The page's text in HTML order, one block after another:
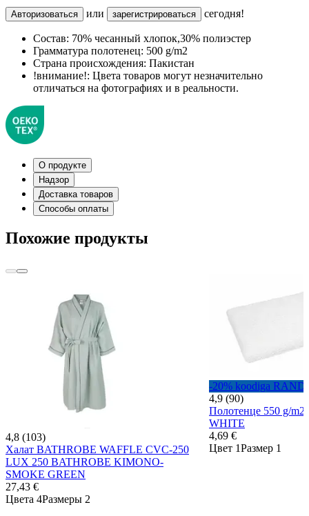
Авторизоваться или зарегистрироваться сегодня!
Состав: 70% чесанный хлопок,30% полиэстер
Грамматура полотенец: 500 g/m2
Страна происхождения: Пакистан
!внимание!: Цвета товаров могут незначительно
отличаться на фотографиях и в реальности.
О продукте
Надзор
Доставка товаров
Способы оплаты
Похожие продукты
4,8 (103)
Халат BATHROBE WAFFLE CVC-250
LUX 250 BATHROBE KIMONO-
SMOKE GREEN
27,43 €
Цвета 4Размеры 2
-20% koodiga RAND
4,9 (90)
Полотенце 550 g/
WHITE
4,69 €
Цвет 1Размер 1